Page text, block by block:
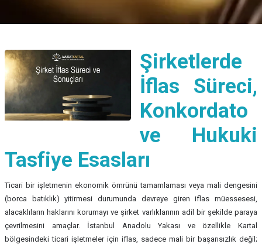
Şirketlerde
İflas Süreci,
Konkordato
ve Hukuki
Tasfiye Esasları
Ticari bir işletmenin ekonomik ömrünü tamamlaması veya mali dengesini
(borca batıklık) yitirmesi durumunda devreye giren iflas müessesesi,
alacaklıların haklarını korumayı ve şirket varlıklarının adil bir şekilde paraya
çevrilmesini amaçlar. İstanbul Anadolu Yakası ve özellikle Kartal
bölgesindeki ticari işletmeler için iflas, sadece mali bir başarısızlık değil;